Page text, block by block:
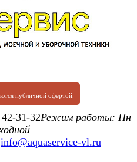
публичной офертой.
31-32Режим работы:
info@aquaservice-vl.ru